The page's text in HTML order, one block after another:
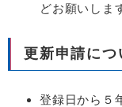
どお願いしま
更新申請につ
登録日から５